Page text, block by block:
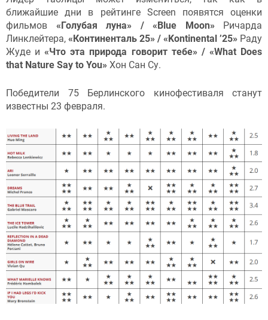
ближайшие дни в рейтинге Screen появятся оценки
фильмов «Голубая луна» / «Blue Moon» Ричарда
Линклейтера, «Континенталь 25» / «Kontinental ’25» Раду
Жуде и«Что эта природа говорит тебе» / «What Does
that Nature Say to You» Хон Сан Су.
Победители 75 Берлинского кинофестиваля станут
известны 23 февраля.